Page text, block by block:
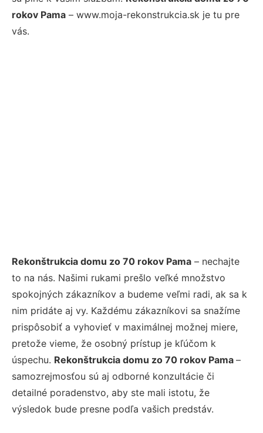
rokov Pama – www.moja-rekonstrukcia.sk je tu pre
vás.
Rekonštrukcia domu zo 70 rokov Pama – nechajte
to na nás. Našimi rukami prešlo veľké množstvo
spokojných zákazníkov a budeme veľmi radi, ak sa k
nim pridáte aj vy. Každému zákazníkovi sa snažíme
prispôsobiť a vyhovieť v maximálnej možnej miere,
pretože vieme, že osobný prístup je kľúčom k
úspechu. Rekonštrukcia domu zo 70 rokov Pama –
samozrejmosťou sú aj odborné konzultácie či
detailné poradenstvo, aby ste mali istotu, že
výsledok bude presne podľa vašich predstáv.